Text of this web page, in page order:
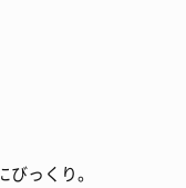
っくり。